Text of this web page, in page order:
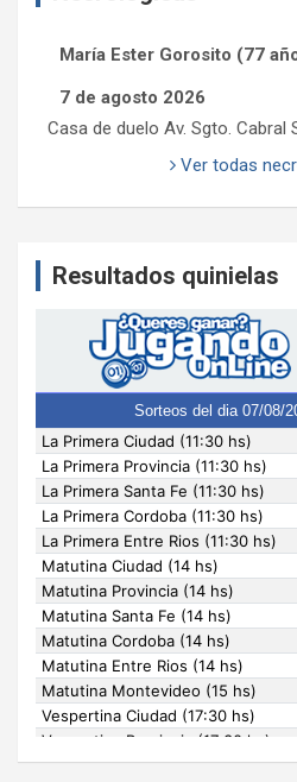
María Ester Gorosito (77
7 de agosto 2026
Casa de duelo Av. Sgto. Cabral
Ver todas
Resultados quinielas